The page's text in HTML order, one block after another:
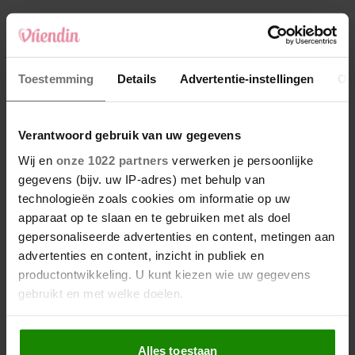
Toestemming Details Advertentie-instellingen
Verantwoord gebruik van uw gegevens
Wij en onze 1022 partners verwerken je persoonlijke
gegevens (bijv. uw IP-adres) met behulp van
technologieën zoals cookies om informatie op uw
apparaat op te slaan en te gebruiken met als doel
gepersonaliseerde advertenties en content, metingen aan
advertenties en content, inzicht in publiek en
productontwikkeling. U kunt kiezen wie uw gegevens
gebruikt en met welke doelen.
Als u het toestaat, willen we ook graag:
Alles toestaan
4 fluistert hij. Ik sluit mijn ogen en zwijg’
5 Makelaar Mandy: ‘Vrijdagavond belde Bart.
Hij sprak eng kalm’
Nieuw